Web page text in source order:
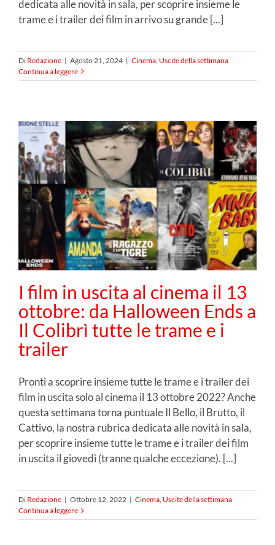
dedicata alle novità in sala, per scoprire insieme le
trame e i trailer dei film in arrivo su grande [...]
Di Redazione | Agosto 21, 2024 | Cinema Uscite della settimana
Continua a leggere
I film in uscita al cinema il 13
ottobre: da Halloween Ends a
Il Colibrì tutte le trame e i
trailer
Pronti a scoprire insieme tutte le trame e i trailer dei
film in uscita solo al cinema il 13 ottobre 2022? Anche
questa settimana torna puntuale Il Bello, il Brutto, il
Cattivo, la nostra rubrica dedicata alle novità in sala,
per scoprire insieme tutte le trame e i trailer dei film
in uscita il giovedì (tranne qualche eccezione). [...]
Di Redazione | Ottobre 12, 2022 | Cinema, Uscite della settimana
Continua a leggere